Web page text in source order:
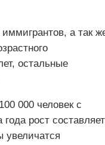
а так
остальные
000 человек с
рост составляет
увеличатся